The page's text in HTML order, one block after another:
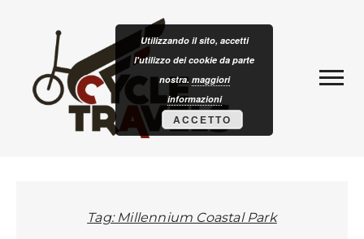
Tag: Millennium Coastal Park
Utilizzando il sito, accetti
l'utilizzo dei cookie da parte
nostra. maggiori
informazioni
ACCETTO